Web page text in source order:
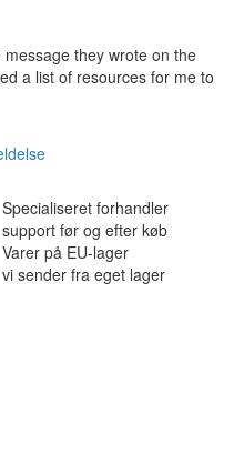
they wrote on the
a list of resources for me to
Specialiseret forhandler
support før og efter køb
Varer på EU-lager
vi sender fra eget lager